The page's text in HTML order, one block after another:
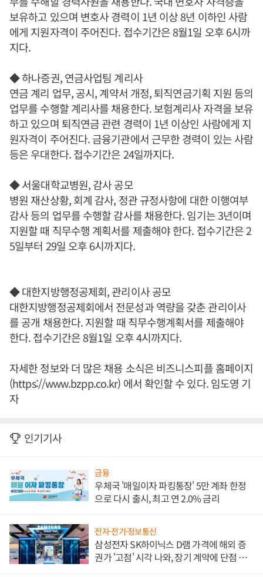
보유하고 있으며 변호사 경력이 1년 이상 8년 이하인 사람
에게 지원자격이 주어진다. 접수기간은 8월1일 오후 6시까
지다.
◆ 하나증권, 연금사업팀 계리사
연금 계리 업무, 공시, 계약서 개정, 퇴직연금기획 지원 등의
업무를 수행할 계리사를 채용한다. 보험계리사 자격을 보유
하고 있으며 퇴직연금 관련 경력이 1년 이상인 사람에게 지
원자격이 주어진다. 금융기관에서 근무한 경력이 있는 사람
등은 우대한다. 접수기간은 24일까지다.
◆ 서울대학교병원, 감사 공모
병원 재산상황, 회계 감사, 정관 규정사항에 대한 이행여부
감사 등의 업무를 수행할 감사를 채용한다. 임기는 3년이며
지원할 때 직무수행 계획서를 제출해야 한다. 접수기간은 2
5일부터 29일 오후 6시까지다.
◆ 대한지방행정공제회, 관리이사 공모
대한지방행정공제회에서 전문성과 역량을 갖춘 관리이사
를 공개 채용한다. 지원할 때 직무수행계획서를 제출해야
한다. 접수기간은 8월1일 오후 4시까지다.
자세한 정보와 더 많은 채용 소식은 비즈니스피플 홈페이지
(https://www.bzpp.co.kr) 에서 확인할 수 있다. 임도영 기
자
인기기사
금융
우체국 '매일이자 파킹통장' 5만 계좌 한정
으로 다시 출시, 최고 연 2.0% 금리
전자·전기·정보통신
삼성전자 SK하이닉스 D램 가격에 해외 증
권가 '고점' 시각 나와, 장기 계약에 단점 부